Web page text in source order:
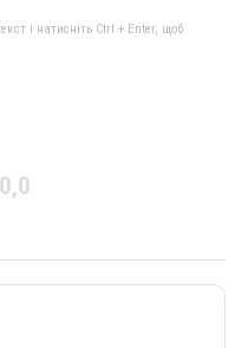
і натисніть Ctrl + Enter, щоб
0,0